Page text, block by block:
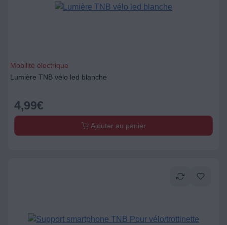
Mobilité électrique
Lumière TNB vélo led blanche
4,99€
Ajouter au panier